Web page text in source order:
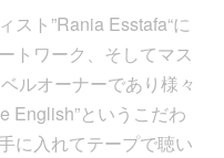
スト”Rania Esstafa“に
トワーク、そしてマス
ルオーナーであり様々
English”というこだわ
に入れてテープで聴い